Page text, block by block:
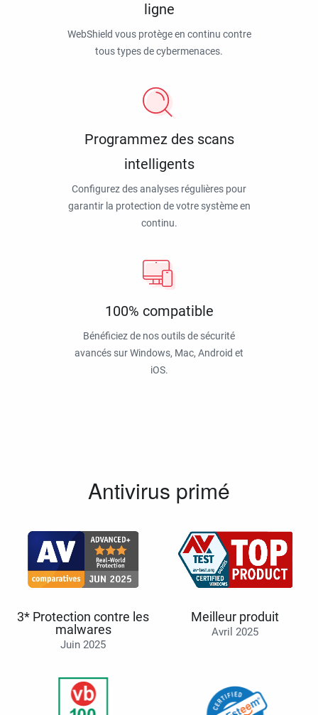
ligne
WebShield vous protège en continu contre
tous types de cybermenaces.
Programmez des scans
intelligents
Configurez des analyses régulières pour
garantir la protection de votre système en
continu.
100% compatible
Bénéficiez de nos outils de sécurité
avancés sur Windows, Mac, Android et
iOS.
Antivirus primé
3* Protection contre les
malwares
Juin 2025
Meilleur produit
Avril 2025